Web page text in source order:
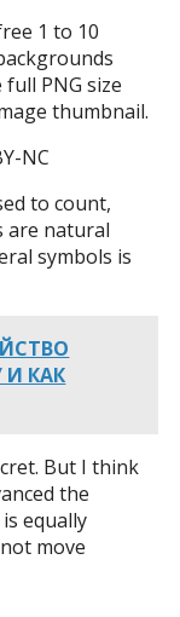
1 to 10
PNG size
thumbnail.
NC
to count,
are natural
symbols is
КАК
But I think
the
equally
move